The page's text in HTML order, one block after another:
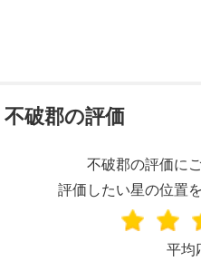
不破郡の評価
不破郡の評価に
評価したい星の位置
平均